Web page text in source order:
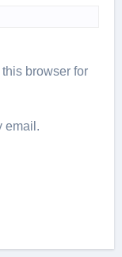
browser for
email.